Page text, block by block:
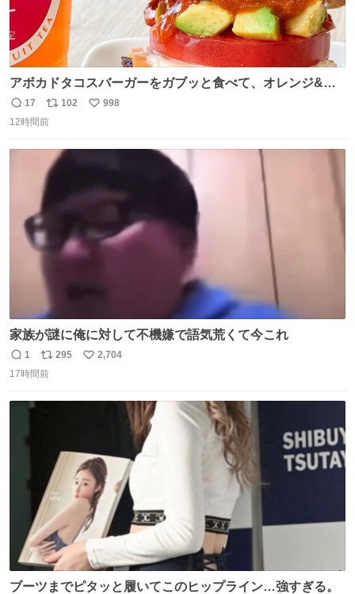
アボカドタコスバーガーをガブッと食べて、オレンジ&パ
ッションフルーツティーをグビッと飲んで、またアボカド
タコスバーガーをガブッと食べて、またオレンジ＆パッシ
返
信
17
リ
ポ
ト
数
102
い
998
12時間前
家族が謎に俺に対して不機嫌で語気荒くて今これ
返
信
1
リ
ポ
295
い
2,704
17時間前
ブーツまでピタッと履いてこのヒップライン…強すぎる。